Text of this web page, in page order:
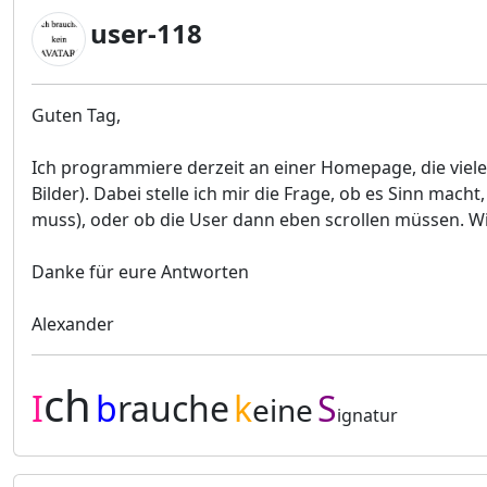
user-118
Guten Tag,
Ich programmiere derzeit an einer Homepage, die
Bilder). Dabei stelle ich mir die Frage, ob es Sinn
muss), oder ob die User dann eben scrollen müssen.
Danke für eure Antworten
Alexander
Ich brauchekeineSignatur